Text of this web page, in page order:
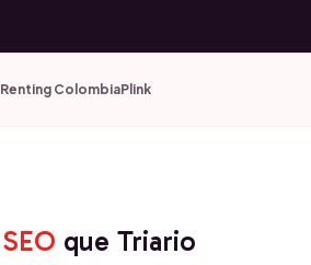
Renting ColombiaPlink
SEO que Triario